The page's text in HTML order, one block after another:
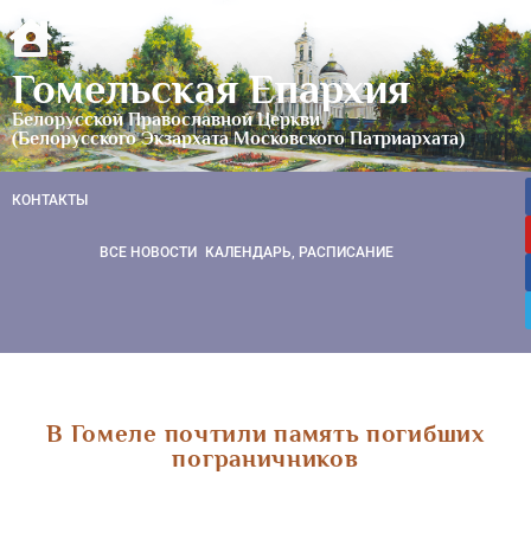
Гомельская Епархия
Белорусской Православной Церкви
(Белорусского Экзархата Московского Патриархата)
КОНТАКТЫ
ВСЕ НОВОСТИ КАЛЕНДАРЬ, РАСПИСАНИЕ
В Гомеле почтили память погибших
пограничников